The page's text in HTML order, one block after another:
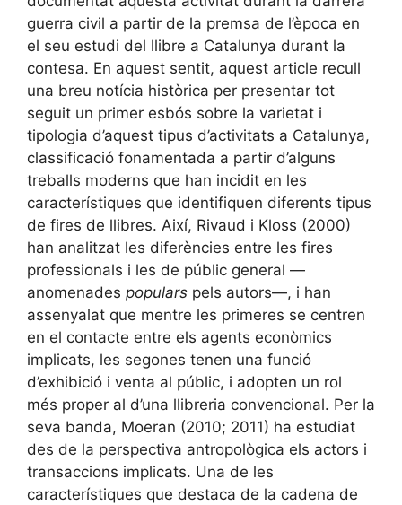
guerra civil a partir de la premsa de l’època en
el seu estudi del llibre a Catalunya durant la
contesa. En aquest sentit, aquest article recull
una breu notícia històrica per presentar tot
seguit un primer esbós sobre la varietat i
tipologia d’aquest tipus d’activitats a Catalunya,
classificació fonamentada a partir d’alguns
treballs moderns que han incidit en les
característiques que identifiquen diferents tipus
de fires de llibres. Així, Rivaud i Kloss (2000)
han analitzat les diferències entre les fires
professionals i les de públic general —
anomenades populars pels autors—, i han
assenyalat que mentre les primeres se centren
en el contacte entre els agents econòmics
implicats, les segones tenen una funció
d’exhibició i venta al públic, i adopten un rol
més proper al d’una llibreria convencional. Per la
seva banda, Moeran (2010; 2011) ha estudiat
des de la perspectiva antropològica els actors i
transaccions implicats. Una de les
característiques que destaca de la cadena de